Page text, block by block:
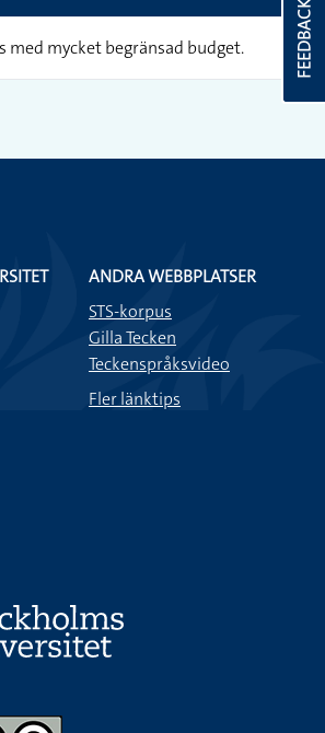
med mycket begränsad budget. FEEDBACK
ANDRA WEBBPLATSER
STS-korpus
Gilla Tecken
Teckenspråksvideo
Fler länktips